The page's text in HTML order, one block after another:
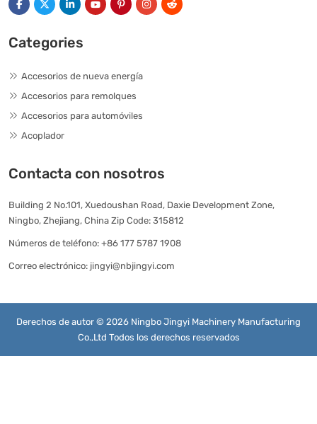
Categories
Accesorios de nueva energía
Accesorios para remolques
Accesorios para automóviles
Acoplador
Contacta con nosotros
Building 2 No.101, Xuedoushan Road, Daxie Development Zone,
Ningbo, Zhejiang, China Zip Code: 315812
Números de teléfono: +86 177 5787 1908
Correo electrónico: jingyi@nbjingyi.com
Derechos de autor © 2026 Ningbo Jingyi Machinery Manufacturing
Co.,Ltd Todos los derechos reservados